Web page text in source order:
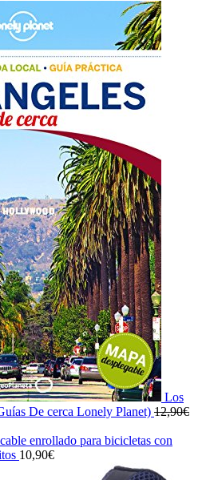
Los
De cerca Lonely Planet) 12,90€
enrollado para bicicletas con
10,90€